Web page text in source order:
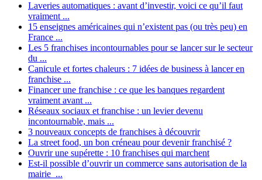
Laveries automatiques : avant d’investir, voici ce qu’il faut
vraiment ...
15 enseignes américaines qui n’existent pas (ou très peu) en
France ...
Les 5 franchises incontournables pour se lancer sur le secteur
du ...
Canicule et fortes chaleurs : 7 idées de business à lancer en
franchise ...
Financer une franchise : ce que les banques regardent
vraiment avant ...
Réseaux sociaux et franchise : un levier devenu
incontournable, mais ...
3 nouveaux concepts de franchises à découvrir
La street food, un bon créneau pour devenir franchisé ?
Ouvrir une supérette : 10 franchises qui marchent
Est-il possible d’ouvrir un commerce sans autorisation de la
mairie ...